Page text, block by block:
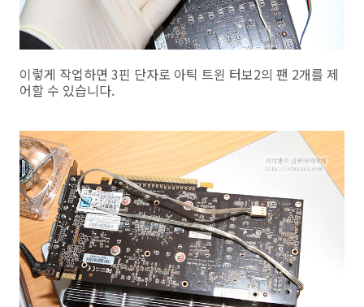
이렇게 작업하면 3핀 단자로 아틱 트윈 터보2의 팬 2개를 제
어할 수 있습니다.